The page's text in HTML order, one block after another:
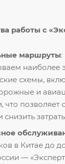
работы с
маршруты
наиболее
схемы,
и
что позволяет
снизить
в Китае до
—